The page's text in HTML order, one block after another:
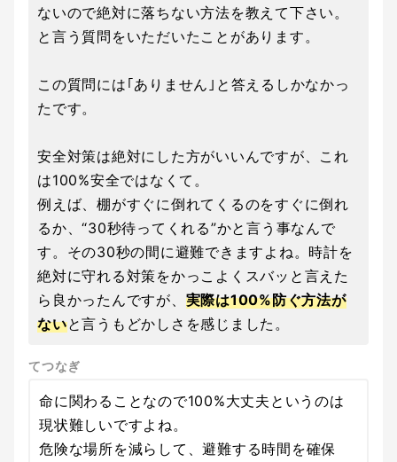
ないので絶対に落ちない方法を教えて下さい。
と言う質問をいただいたことがあります。
この質問には｢ありません｣と答えるしかなかっ
たです。
安全対策は絶対にした方がいいんですが、これ
は100%安全ではなくて。
例えば、棚がすぐに倒れてくるのをすぐに倒れ
るか、“30秒待ってくれる”かと言う事なんで
す。その30秒の間に避難できますよね。時計を
絶対に守れる対策をかっこよくスバッと言えた
ら良かったんですが、 実際は100%防ぐ方法が
ないと言うもどかしさを感じました。
てつなぎ
命に関わることなので100%大丈夫というのは
現状難しいですよね。
危険な場所を減らして、避難する時間を確保